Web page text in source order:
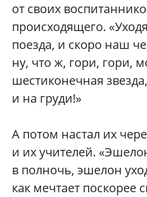
от своих
происходящего.
поезда, и скоро наш
ну, что ж, гори, гори,
шестиконечная
и на груди!»
А потом настал их
и их учителей.
в полночь, эшелон
как мечтает поскорее